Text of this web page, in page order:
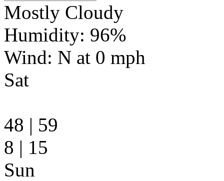
Mostly Cloudy
Humidity: 96%
Wind: N at 0 mph
Sat
48 | 59
8 | 15
Sun